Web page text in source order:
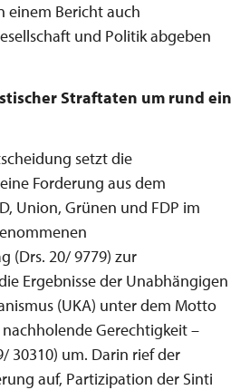
einem Bericht auch
und Politik abgeben
Straftaten um rund ein
setzt die
Forderung aus dem
Union, Grünen und FDP im
(Drs. 20/ 9779) zur
Ergebnisse der Unabhängigen
(UKA) unter dem Motto
Gerechtigkeit –
30310) um. Darin rief der
auf, Partizipation der Sinti